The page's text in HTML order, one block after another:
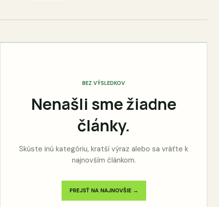
BEZ VÝSLEDKOV
Nenašli sme žiadne
články.
Skúste inú kategóriu, kratší výraz alebo sa vráťte k
najnovším článkom.
PREJSŤ NA NAJNOVŠIE →